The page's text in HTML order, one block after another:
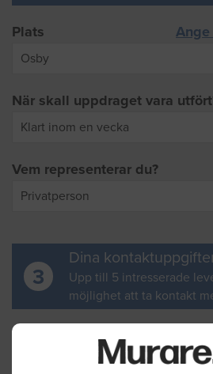
Plats
När skall uppdraget vara
Vem representerar du?
3
Dina
Upp till 5 intresserade
möjlighet att ta kontakt
Ditt för- och efternamn